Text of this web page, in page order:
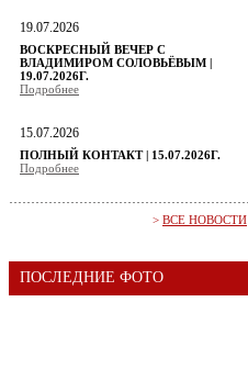
19.07.2026
ВОСКРЕСНЫЙ ВЕЧЕР С
ВЛАДИМИРОМ СОЛОВЬЁВЫМ |
19.07.2026Г.
Подробнее
15.07.2026
ПОЛНЫЙ КОНТАКТ | 15.07.2026Г.
Подробнее
> ВСЕ НОВОСТИ
ПОСЛЕДНИЕ ФОТО